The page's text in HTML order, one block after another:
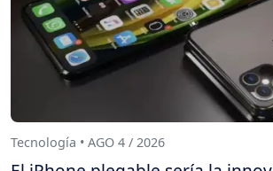
Tecnología • AGO 4 / 2026